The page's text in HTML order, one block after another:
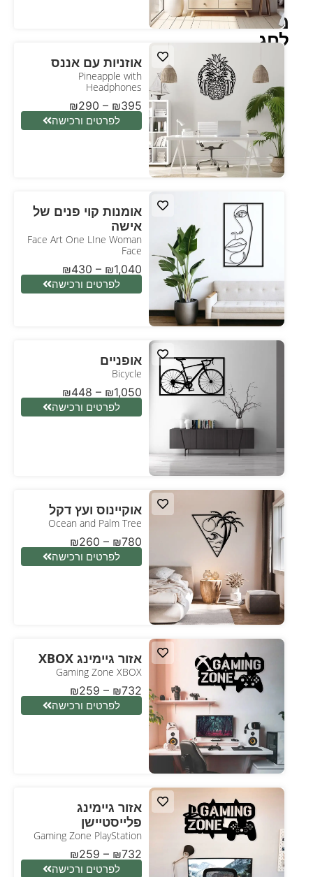
מתנה
לחג
אוזניות עם אננס
Pineapple with
Headphones
₪290 – ₪395
לפרטים ורכישה
אומנות קוי פנים של
אישה
Face Art One LIne Woman
Face
₪430 – ₪1,040
לפרטים ורכישה
אופניים
Bicycle
₪448 – ₪1,050
לפרטים ורכישה
אוקיינוס ועץ דקל
Ocean and Palm Tree
₪260 – ₪780
לפרטים ורכישה
אזור גיימינג XBOX
Gaming Zone XBOX
₪259 – ₪732
לפרטים ורכישה
אזור גיימינג
פלייסטיישן
Gaming Zone PlayStation
₪259 – ₪732
לפרטים ורכישה